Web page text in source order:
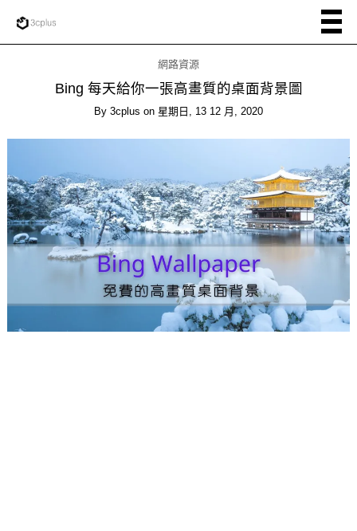
網路資源
Bing 每天給你一張高畫質的桌面背景圖
By 3cplus on 星期日, 13 12 月, 2020